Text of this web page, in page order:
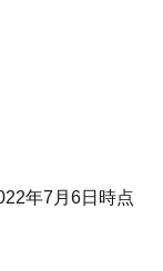
年7月6日時点